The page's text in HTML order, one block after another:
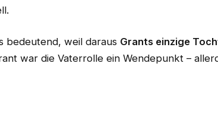
bedeutend, weil daraus Grants einzige
war die Vaterrolle ein Wendepunkt –